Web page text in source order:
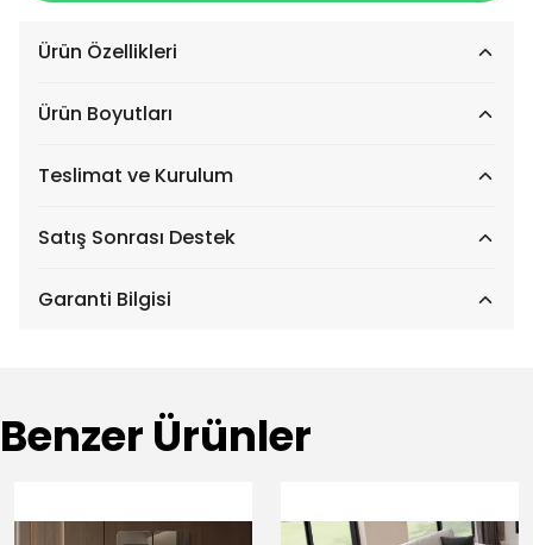
Ürün Özellikleri
Ürün Boyutları
Teslimat ve Kurulum
Satış Sonrası Destek
Garanti Bilgisi
Benzer Ürünler